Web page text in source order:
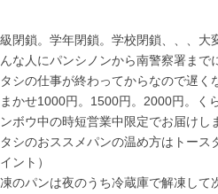
閉鎖。学年閉鎖。学校閉鎖、、、大
な人にパンシノンから南警察署まで
シの仕事が終わってからなので遅く
かせ1000円。1500円。2000円。く
ボウ中の時短営業中限定でお届けし
シのおススメパンの温め方はトー
ント）
のパンは夜のうち冷蔵庫で解凍して